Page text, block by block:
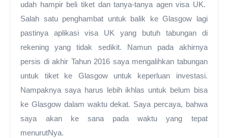
udah hampir beli tiket dan tanya-tanya agen visa UK.
Salah satu penghambat untuk balik ke Glasgow lagi
pastinya aplikasi visa UK yang butuh tabungan di
rekening yang tidak sedikit. Namun pada akhirnya
persis di akhir Tahun 2016 saya mengalihkan tabungan
untuk tiket ke Glasgow untuk keperluan investasi.
Nampaknya saya harus lebih ikhlas untuk belum bisa
ke Glasgow dalam waktu dekat. Saya percaya, bahwa
saya akan ke sana pada waktu yang tepat
menurutNya.